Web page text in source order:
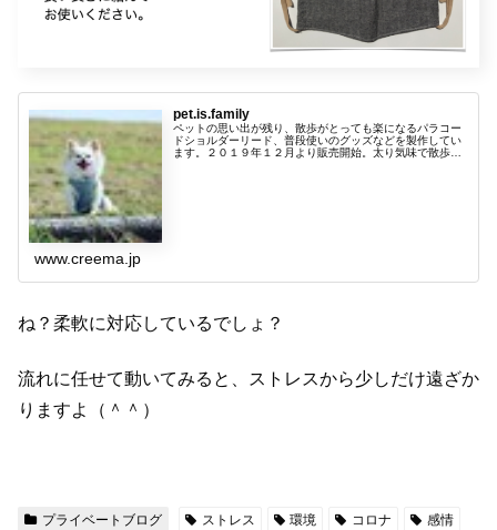
pet.is.family
ペットの思い出が残り、散歩がとっても楽になるパラコー
ドショルダーリード、普段使いのグッズなどを製作してい
ます。２０１９年１２月より販売開始。太り気味で散歩嫌
www.creema.jp
ね？柔軟に対応しているでしょ？
流れに任せて動いてみると、ストレスから少しだけ遠ざか
りますよ（＾＾）
プライベートブログ ストレス 環境 コロナ 感情